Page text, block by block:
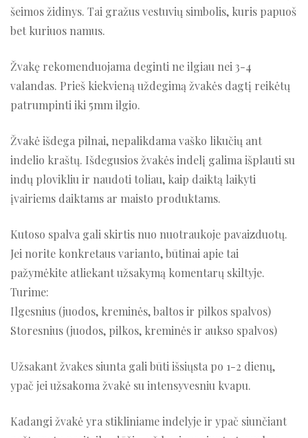
šeimos židinys. Tai gražus vestuvių simbolis, kuris papuoš
bet kuriuos namus.
Žvakę rekomenduojama deginti ne ilgiau nei 3-4
valandas. Prieš kiekvieną uždegimą žvakės dagtį reikėtų
patrumpinti iki 5mm ilgio.
Žvakė išdega pilnai, nepalikdama vaško likučių ant
indelio kraštų. Išdegusios žvakės indelį galima išplauti su
indų plovikliu ir naudoti toliau, kaip daiktą laikyti
įvairiems daiktams ar maisto produktams.
Kutoso spalva gali skirtis nuo nuotraukoje pavaizduotų.
Jei norite konkretaus varianto, būtinai apie tai
pažymėkite atliekant užsakymą komentarų skiltyje.
Turime:
Ilgesnius (juodos, kreminės, baltos ir pilkos spalvos)
Storesnius (juodos, pilkos, kreminės ir aukso spalvos)
Užsakant žvakes siunta gali būti išsiųsta po 1-2 dienų,
ypač jei užsakoma žvakė su intensyvesniu kvapu.
Kadangi žvakė yra stikliniame indelyje ir ypač siunčiant